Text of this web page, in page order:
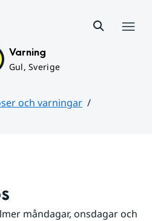
Varning
Gul, Sverige
och varningar
måndagar, onsdagar och